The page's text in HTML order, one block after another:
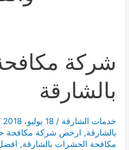
شركة
بالشارقة
خدمات الشارقة /18 يوليو، 2018
بالشارقة, ارخص شركة مكافحة
مكافحة الحشرات بالشارقة,